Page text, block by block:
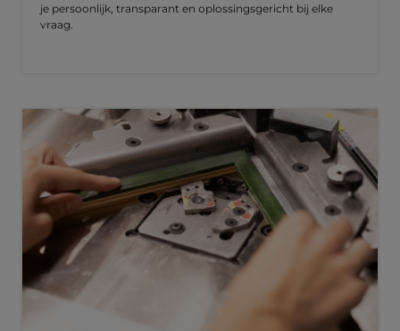
je persoonlijk, transparant en oplossingsgericht bij elke
vraag.